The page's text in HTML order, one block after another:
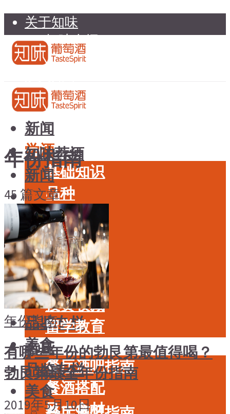
关于知味
知味介绍
知味专家顾问委员会
联系我们
知味荐酒
新闻
学酒
基础知识
品种
年份
酒具周边
投资收藏
留学教育
名庄
品鉴专栏
美食
餐厅酒吧指南
餐酒搭配
风土食材
知味荐酒
新闻
学酒
基础知识
品种
年份
酒具周边
投资收藏
留学教育
名庄
品鉴专栏
美食
年份指南
45 篇文章
年份指南
有哪些年份的勃艮第最值得喝？
勃艮第最全年份指南
2019年5月10日